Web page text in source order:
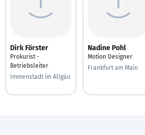
Dirk Förster
Prokurist -
Betriebsleiter
Immenstadt im Allgäu
Nadine Pohl
Motion Designer
Frankfurt am Main